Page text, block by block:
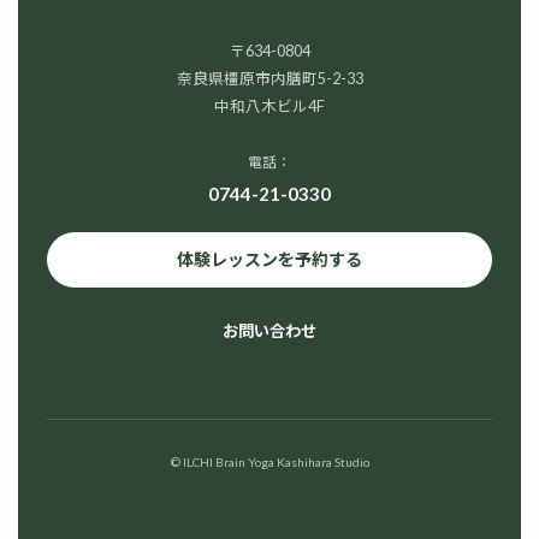
〒634-0804
奈良県橿原市内膳町5-2-33
中和八木ビル4F
電話：
0744-21-0330
体験レッスンを予約する
お問い合わせ
© ILCHI Brain Yoga Kashihara Studio